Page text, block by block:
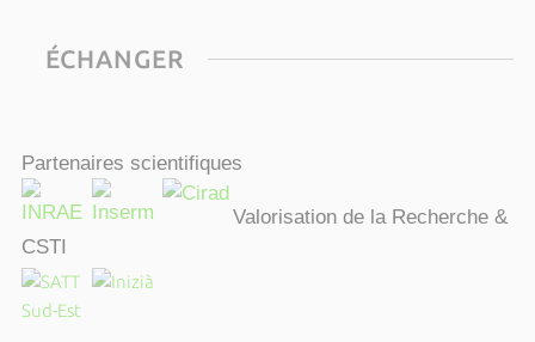
ÉCHANGER
Partenaires scientifiques
Valorisation de la Recherche &
CSTI